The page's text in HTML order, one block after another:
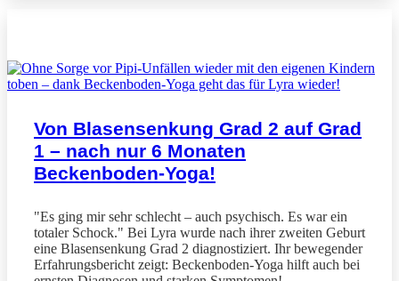
Von Blasensenkung Grad 2 auf Grad
1 – nach nur 6 Monaten
Beckenboden-Yoga!
"Es ging mir sehr schlecht – auch psychisch. Es war ein
totaler Schock." Bei Lyra wurde nach ihrer zweiten Geburt
eine Blasensenkung Grad 2 diagnostiziert. Ihr bewegender
Erfahrungsbericht zeigt: Beckenboden-Yoga hilft auch bei